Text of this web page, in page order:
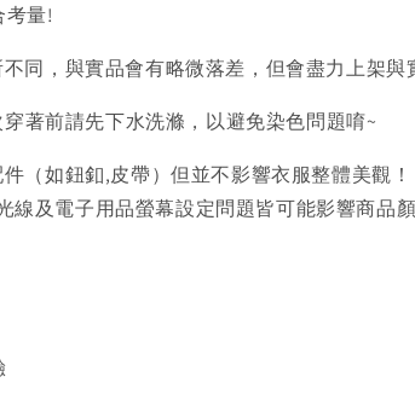
量!
，與實品會有略微落差，但會盡力上架與
著前請先下水洗滌，以避免染色問題唷~
（如鈕釦,皮帶）但並不影響衣服整體美觀
及電子用品螢幕設定問題皆可能影響商品